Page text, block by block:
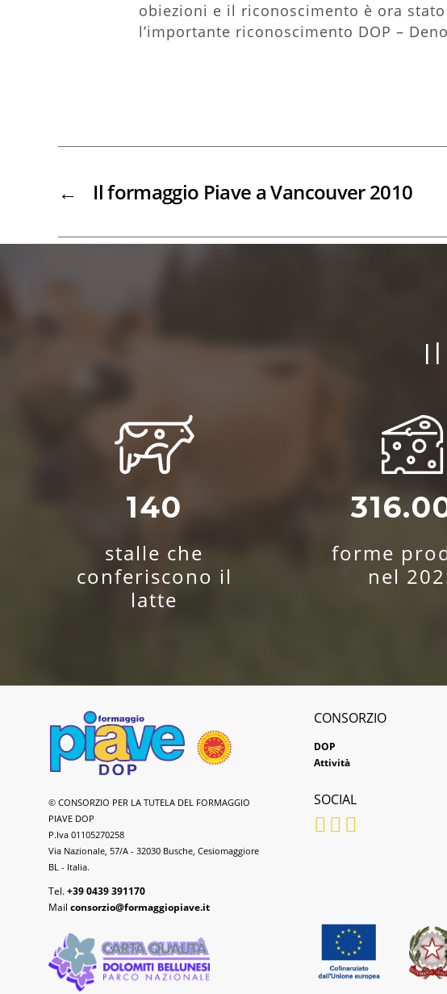
obiezioni e il riconoscimento è ora
l’importante riconoscimento DOP –
← Il formaggio Piave a Vancouver 2010
140
stalle che
conferiscono il
latte
forme
nel
Formaggio
Piave
DOP
© CONSORZIO PER LA TUTELA DEL FORMAGGIO
PIAVE DOP
P.Iva 01105270258
Via Nazionale, 57/A - 32030 Busche, Cesiomaggiore
BL - Italia.
Tel.+39 0439 391170
Mail consorzio@formaggiopiave.it
CONSORZIO
DOP
Attività
SOCIAL